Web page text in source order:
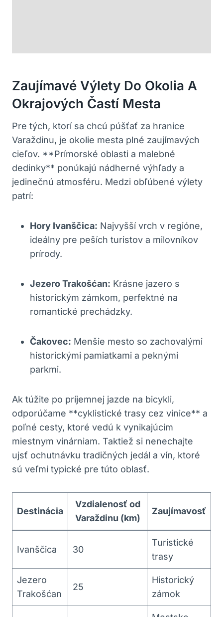
Zaujímavé Výlety Do Okolia A
Okrajových Častí Mesta
Pre tých, ktorí sa chcú púšťať za hranice
Varaždinu, je okolie mesta plné zaujímavých
cieľov. **Prímorské oblasti a malebné
dedinky** ponúkajú nádherné výhľady a
jedinečnú atmosféru. Medzi obľúbené výlety
patrí:
Hory Ivanščica: Najvyšší vrch v regióne,
ideálny pre peších turistov a milovníkov
prírody.
Jezero Trakošćan: Krásne jazero s
historickým zámkom, perfektné na
romantické prechádzky.
Čakovec: Menšie mesto so zachovalými
historickými pamiatkami a peknými
parkmi.
Ak túžite po príjemnej jazde na bicykli,
odporúčame **cyklistické trasy cez vinice** a
poľné cesty, ktoré vedú k vynikajúcim
miestnym vinárniam. Taktiež si nenechajte
ujsť ochutnávku tradičných jedál a vín, ktoré
sú veľmi typické pre túto oblasť.
Destinácia
Vzdialenosť od
Varaždinu (km)
Zaujímavosť
Ivanščica 30
Turistické
trasy
Jezero
Trakošćan
25
Historický
zámok